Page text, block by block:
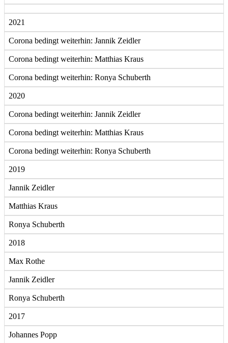
2021
Corona bedingt weiterhin: Jannik Zeidler
Corona bedingt weiterhin: Matthias Kraus
Corona bedingt weiterhin: Ronya Schuberth
2020
Corona bedingt weiterhin: Jannik Zeidler
Corona bedingt weiterhin: Matthias Kraus
Corona bedingt weiterhin: Ronya Schuberth
2019
Jannik Zeidler
Matthias Kraus
Ronya Schuberth
2018
Max Rothe
Jannik Zeidler
Ronya Schuberth
2017
Johannes Popp